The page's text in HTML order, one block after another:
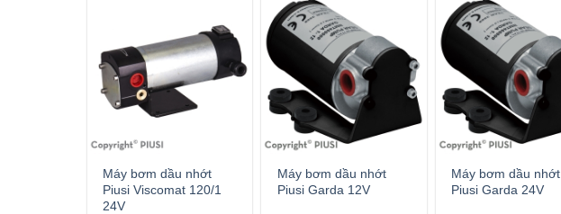
Máy bơm dầu nhớt
Piusi Viscomat 120/1
24V
Máy bơm dầu nhớt
Piusi Garda 12V
Máy bơm dầu nhớt
Piusi Garda 24V